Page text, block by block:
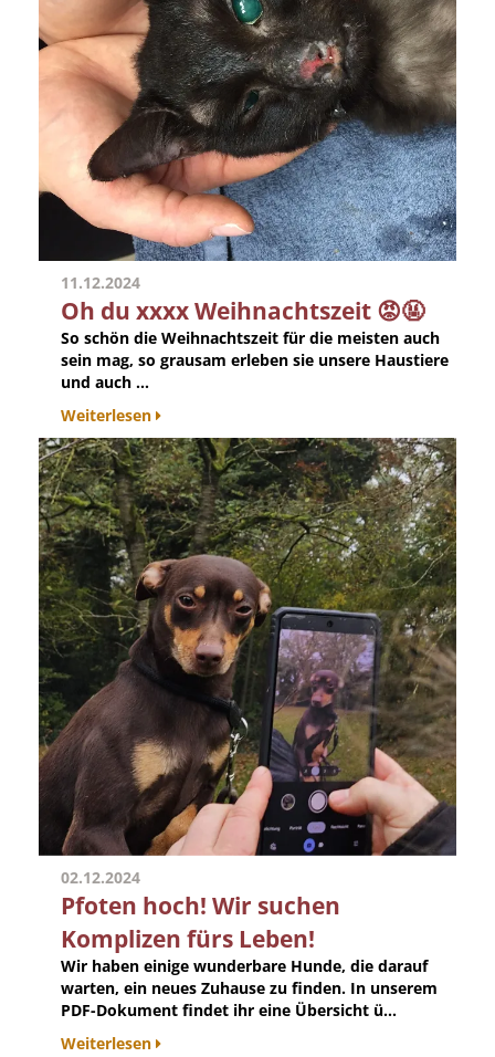
11.12.2024
Oh du xxxx Weihnachtszeit 😡🤬
So schön die Weihnachtszeit für die meisten auch
sein mag, so grausam erleben sie unsere Haustiere
und auch ...
Weiterlesen
02.12.2024
Pfoten hoch! Wir suchen
Komplizen fürs Leben!
Wir haben einige wunderbare Hunde, die darauf
warten, ein neues Zuhause zu finden. In unserem
PDF-Dokument findet ihr eine Übersicht ü...
Weiterlesen